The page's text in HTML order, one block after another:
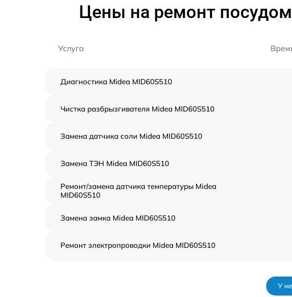
Цены на ремонт
Услуга
Диагностика Midea MID60S510
Чистка разбрызгивателя Midea MID60S510
Замена датчика соли Midea MID60S510
Замена ТЭН Midea MID60S510
Ремонт/замена датчика температуры Midea
MID60S510
Замена замка Midea MID60S510
Ремонт электропроводки Midea MID60S510
У